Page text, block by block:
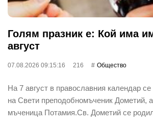
Голям празник е: Кой има
август
07.08.2026 09:15:16 216 Общество
На 7 август в православния календар
на Свети преподобномъченик Дометий,
мъченица Потамия.Св. Дометий се